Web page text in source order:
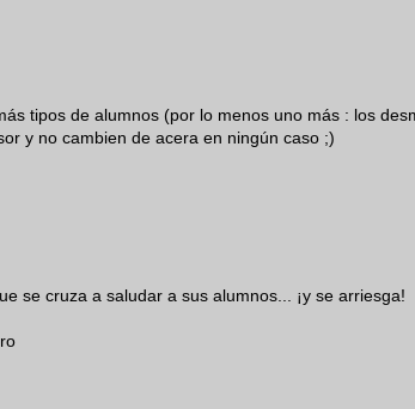
tipos de alumnos (por lo menos uno más : los
y no cambien de acera en ningún caso ;)
se cruza a saludar a sus alumnos... ¡y se arriesga!